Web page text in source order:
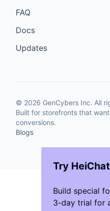
Try HeiChat
Build special
3-day trial for
FAQ
Docs
Updates
© 2026 GenCybers Inc. All
Built for storefronts that
conversions.
Blogs